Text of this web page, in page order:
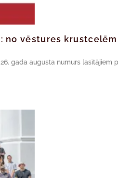
no vēstures
gada augusta numurs